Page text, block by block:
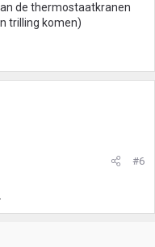
de thermostaatkranen
trilling komen)
#6